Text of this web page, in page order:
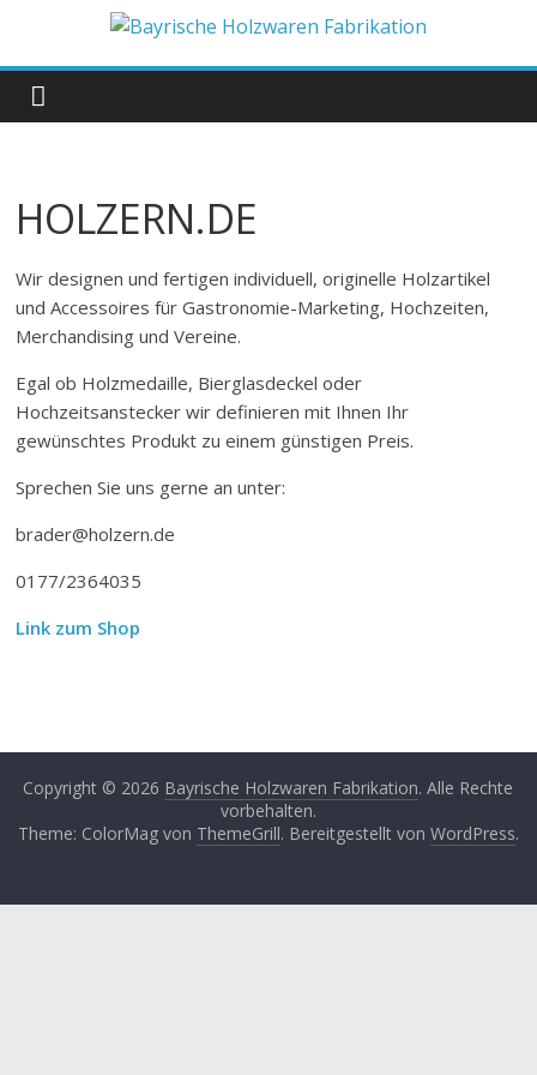
springen
Bayrische
Holzwaren
Fabrikation
HOLZERN.DE
Wir designen und fertigen individuell, originelle Holzartikel
und Accessoires für Gastronomie-Marketing, Hochzeiten,
Merchandising und Vereine.
Egal ob Holzmedaille, Bierglasdeckel oder
Hochzeitsanstecker wir definieren mit Ihnen Ihr
gewünschtes Produkt zu einem günstigen Preis.
Sprechen Sie uns gerne an unter:
brader@holzern.de
0177/2364035
Link zum Shop
Copyright © 2026 Bayrische Holzwaren Fabrikation. Alle Rechte
vorbehalten.
Theme: ColorMag von ThemeGrill. Bereitgestellt von WordPress.